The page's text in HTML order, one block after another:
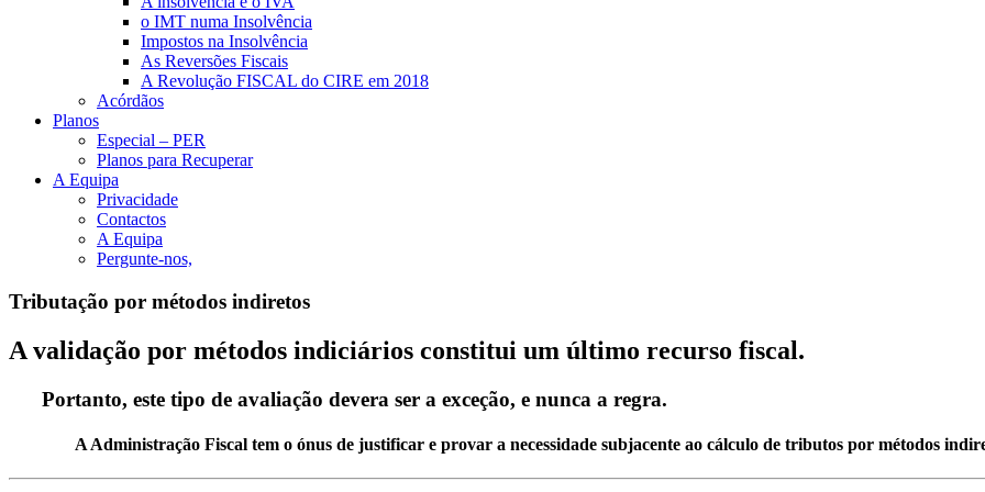
o IMT numa Insolvência
Impostos na Insolvência
As Reversões Fiscais
A Revolução FISCAL do CIRE em 2018
Acórdãos
Planos
Especial – PER
Planos para Recuperar
A Equipa
Privacidade
Contactos
A Equipa
Pergunte-nos,
Tributação por métodos indiretos
A validação por métodos indiciários constitui um último recurso fiscal.
Portanto, este tipo de avaliação devera ser a exceção, e nunca a regra.
A Administração Fiscal tem o ónus de justificar e provar a necessidade subjacente ao cálculo de tributos por métodos